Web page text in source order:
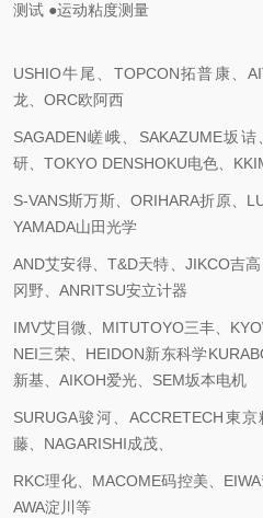
测试 ●运动粘度测量
USHIO牛尾、TOPCON拓普康、
龙、ORC欧阿西
SAGADEN嵯峨、SAKAZUME坂
研、TOKYO DENSHOKU电色、
S-VANS斯万斯、ORIHARA折原、
YAMADA山田光学
AND艾安得、T&D天特、JIKCO吉
冈野、ANRITSU安立计器
IMV艾目微、MITUTOYO三丰、
NEI三荣、HEIDON新东科学
新基、AIKOH爱光、SEM坂本电机
SURUGA骏河、ACCRETECH東
藤、NAGARISHI成茂、
RKC理化、MACOME码控美、
AWA淀川等